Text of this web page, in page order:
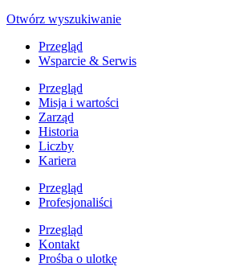
Otwórz wyszukiwanie
Przegląd
Wsparcie & Serwis
Przegląd
Misja i wartości
Zarząd
Historia
Liczby
Kariera
Przegląd
Profesjonaliści
Przegląd
Kontakt
Prośba o ulotkę